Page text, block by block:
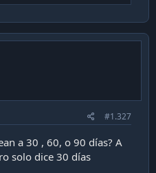
#1.327
a 30 , 60, o 90 días? A
solo dice 30 días